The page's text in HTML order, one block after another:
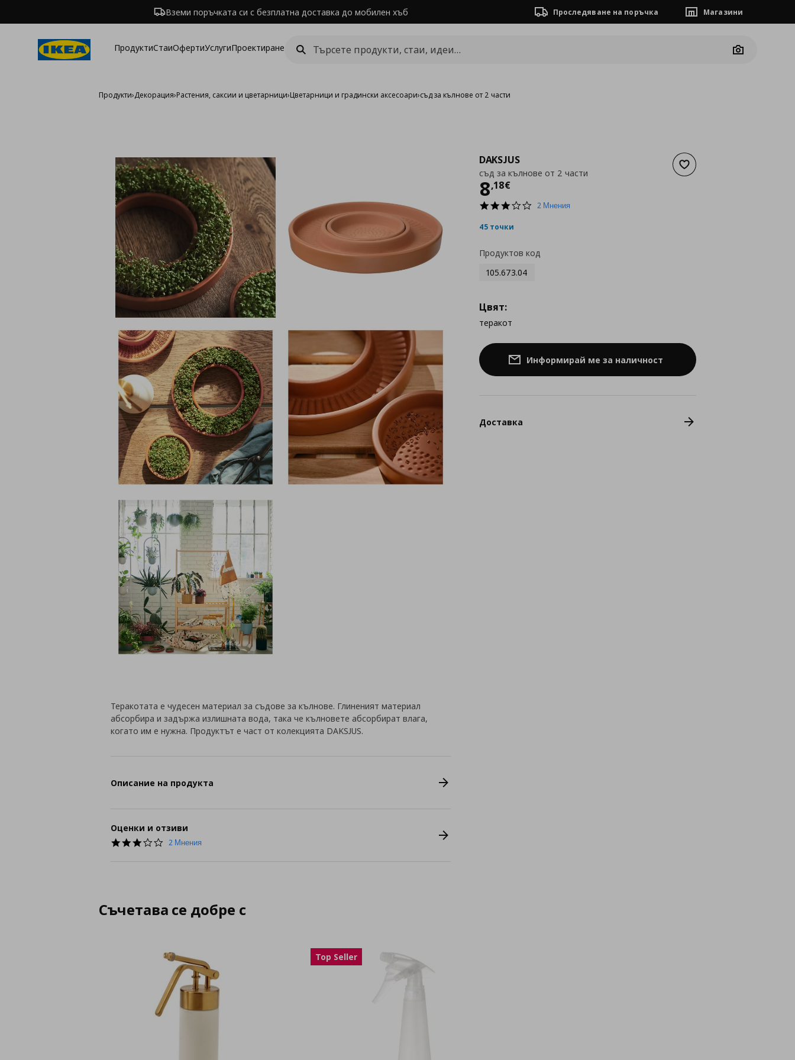
Вземи поръчката си с безплатна доставка до мобилен хъб Проследяване на поръчка Магазини
ПродуктиСтаиОфертиУслугиПроектиране
Camera
Продукти›Декорация›Растения, саксии и цветарници›Цветарници и градински аксесоари›съд за кълнове от 2 части
Добави към списъка с
DAKSJUS
съд за кълнове от 2 части
8,18€
Цена
3.02 Мнения
45 точки
Продуктов код
105.673.04
Цвят:
теракот
Информирай ме за наличност
Доставка
Теракотата е чудесен материал за съдове за кълнове. Глиненият материал
абсорбира и задържа излишната вода, така че кълновете абсорбират влага,
когато им е нужна. Продуктът е част от колекцията DAKSJUS.
Описание на продукта
Оценки и отзиви
3.0
2 Мнения
Съчетава се добре с
Top Seller